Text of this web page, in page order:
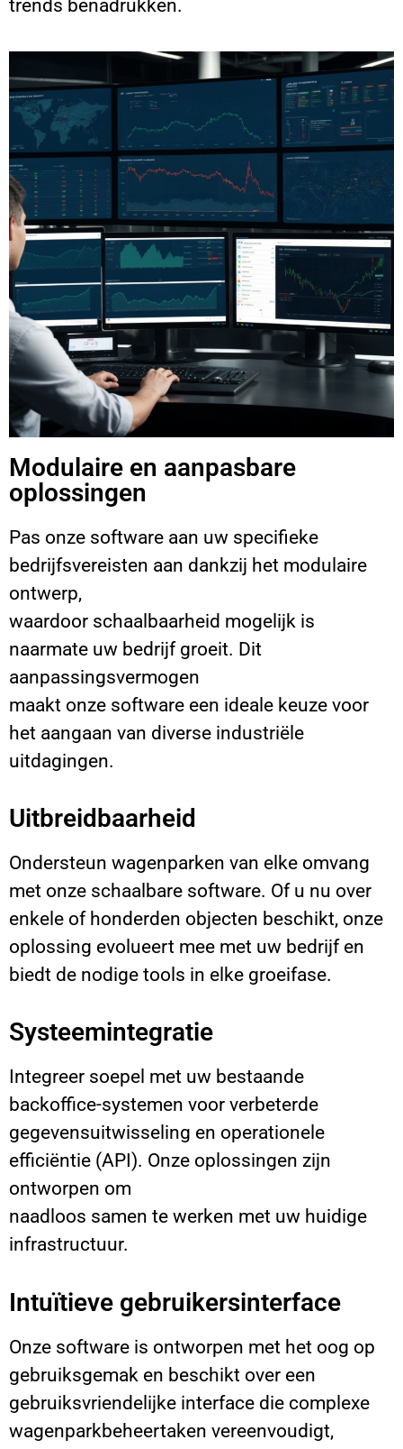
trends benadrukken.
Modulaire en aanpasbare
oplossingen
Pas onze software aan uw specifieke
bedrijfsvereisten aan dankzij het modulaire
ontwerp,
waardoor schaalbaarheid mogelijk is
naarmate uw bedrijf groeit. Dit
aanpassingsvermogen
maakt onze software een ideale keuze voor
het aangaan van diverse industriële
uitdagingen.
Uitbreidbaarheid
Ondersteun wagenparken van elke omvang
met onze schaalbare software. Of u nu over
enkele of honderden objecten beschikt, onze
oplossing evolueert mee met uw bedrijf en
biedt de nodige tools in elke groeifase.
Systeemintegratie
Integreer soepel met uw bestaande
backoffice-systemen voor verbeterde
gegevensuitwisseling en operationele
efficiëntie (API). Onze oplossingen zijn
ontworpen om
naadloos samen te werken met uw huidige
infrastructuur.
Intuïtieve gebruikersinterface
Onze software is ontworpen met het oog op
gebruiksgemak en beschikt over een
gebruiksvriendelijke interface die complexe
wagenparkbeheertaken vereenvoudigt,